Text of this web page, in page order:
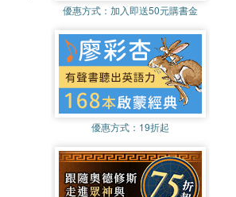
優惠方式： 加入即送50元購書金
優惠方式： 19折起